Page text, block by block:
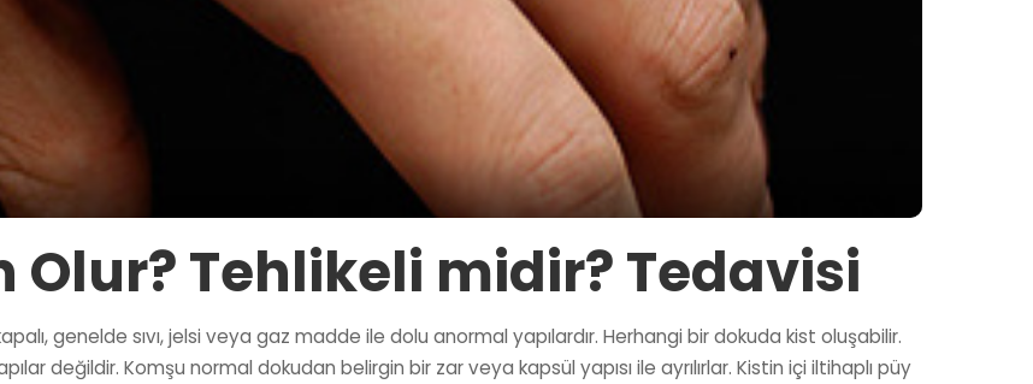
Olur? Tehlikeli midir? Tedavisi
genelde sıvı, jelsi veya gaz madde ile dolu anormal yapılardır. Herhangi bir dokuda kist oluşabilir.
değildir. Komşu normal dokudan belirgin bir zar veya kapsül yapısı ile ayrılırlar. Kistin içi iltihaplı püy